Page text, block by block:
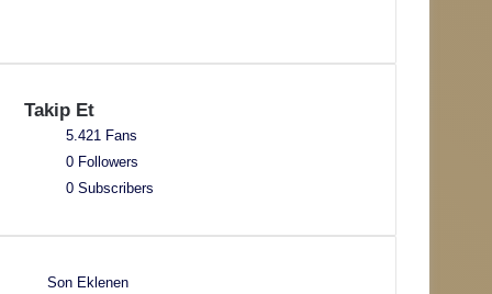
Takip Et
5.421 Fans
0 Followers
0 Subscribers
Son Eklenen